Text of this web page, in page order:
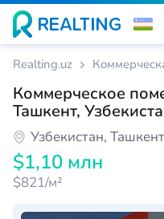
Realting.uz
Коммерческое
Ташкент,
Узбекистан, Ташкент
$1,10 млн
$821/м²